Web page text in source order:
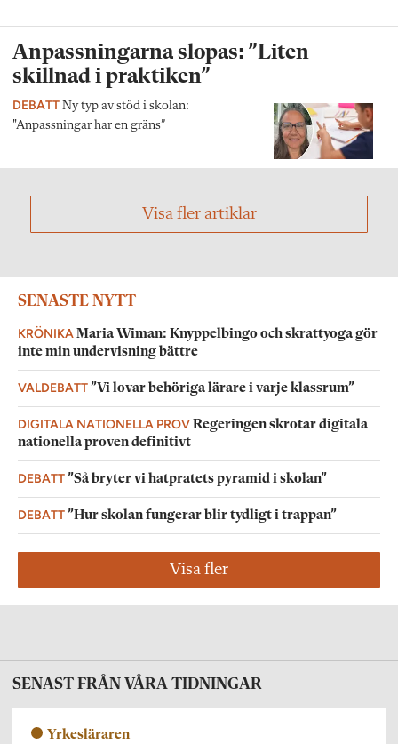
Anpassningarna slopas: ”Liten
skillnad i praktiken”
DEBATT Ny typ av stöd i skolan:
"Anpassningar har en gräns”
Visa fler artiklar
SENASTE NYTT
KRÖNIKA Maria Wiman: Knyppelbingo och skrattyoga gör
inte min undervisning bättre
VALDEBATT”Vi lovar behöriga lärare i varje klassrum”
DIGITALA NATIONELLA PROVRegeringen skrotar digitala
nationella proven definitivt
DEBATT”Så bryter vi hatpratets pyramid i skolan”
DEBATT”Hur skolan fungerar blir tydligt i trappan”
Visa fler
SENAST FRÅN VÅRA TIDNINGAR
Yrkesläraren